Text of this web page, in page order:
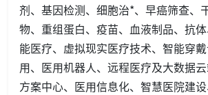
剂、基因检测、细胞治*、早癌筛查、
物、重组蛋白、疫苗、血液制品、抗
能医疗、虚拟现实医疗技术、智能穿
用、医用机器人、远程医疗及大数据
方案中心、医用信息化、智慧医院建设